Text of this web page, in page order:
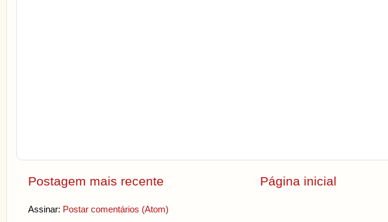
Postagem mais recente Página inicial
Assinar: Postar comentários (Atom)